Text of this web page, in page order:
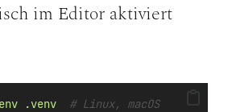
im Editor aktiviert
.venv
# Linux, macOS